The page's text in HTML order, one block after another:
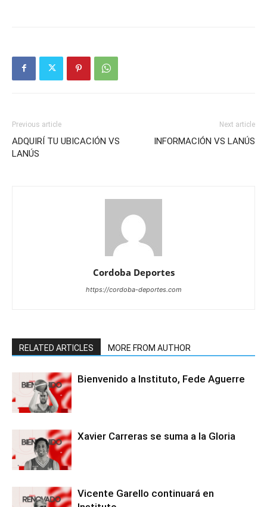
Previous article
ADQUIRÍ TU UBICACIÓN VS
LANÚS
Next article
INFORMACIÓN VS LANÚS
Cordoba Deportes
https://cordoba-deportes.com
RELATED ARTICLES MORE FROM AUTHOR
Bienvenido a Instituto, Fede Aguerre
Xavier Carreras se suma a la Gloria
Vicente Garello continuará en